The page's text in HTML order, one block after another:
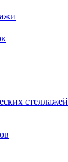
стеллажей